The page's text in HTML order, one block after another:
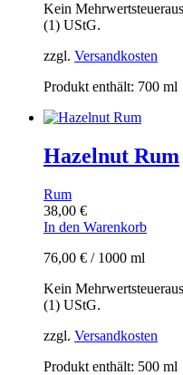
Kein
(1) UStG.
zzgl. Versandkosten
Produkt enthält: 700 ml
Hazelnut Rum
Rum
38,00 €
In den Warenkorb
76,00 € / 1000 ml
Kein
(1) UStG.
zzgl. Versandkosten
Produkt enthält: 500 ml